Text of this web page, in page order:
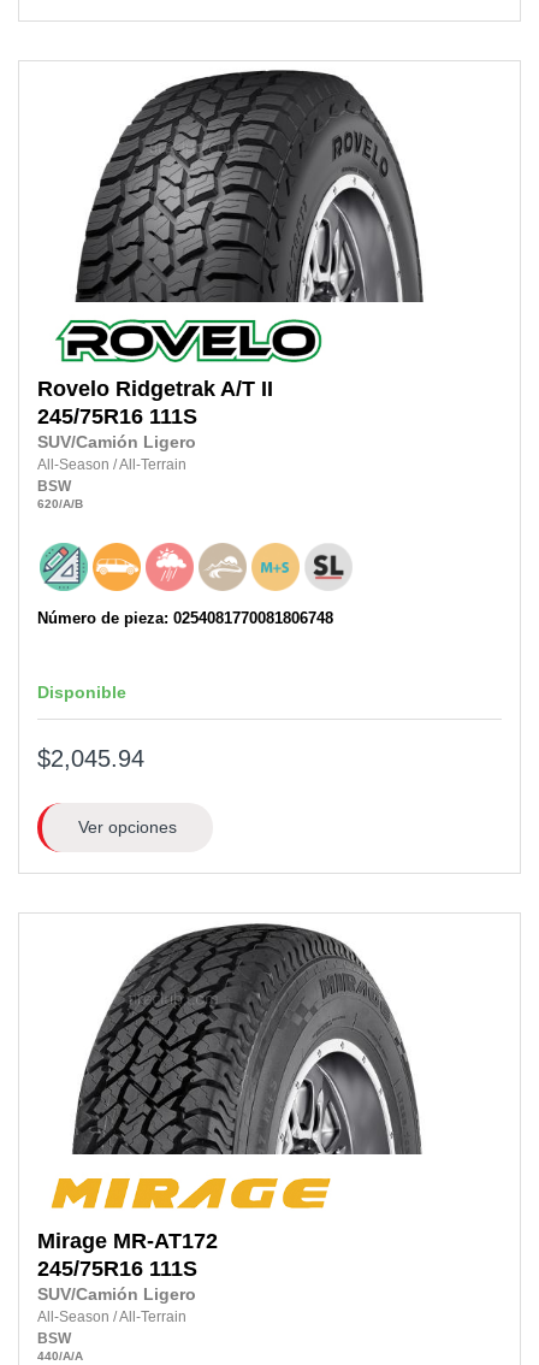
Rovelo Ridgetrak A/T II
245/75R16 111S
SUV/Camión Ligero
All-Season /All-Terrain
BSW
620/A/B
Número de pieza: 0254081770081806748
Disponible
$2,045.94
Ver opciones
Mirage MR-AT172
245/75R16 111S
SUV/Camión Ligero
All-Season /All-Terrain
BSW
440/A/A